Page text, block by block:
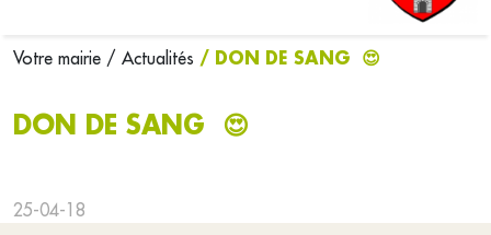
Votre mairie / Actualités / DON DE SANG 😍
DON DE SANG 😍
25-04-18